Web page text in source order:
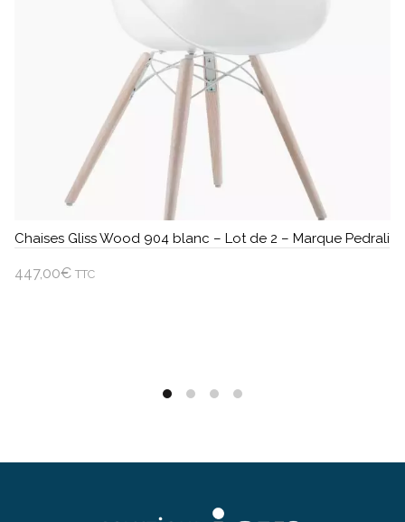
Chaises Gliss Wood 904 blanc – Lot de 2 – Marque Pedrali
447,00€ TTC